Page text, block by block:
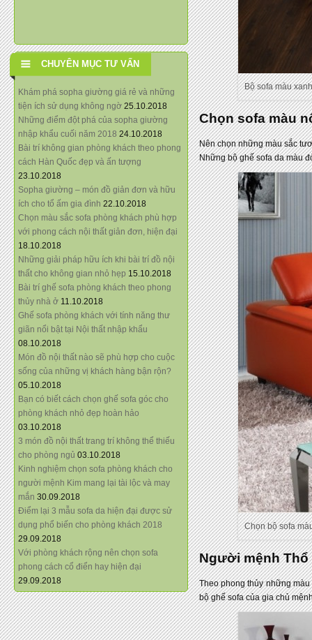
CHUYÊN MỤC TƯ VẤN
Khám phá sopha giường giá rẻ và những
tiện ích sử dụng không ngờ 25.10.2018
Những điểm đột phá của sopha giường
nhập khẩu cuối năm 2018 24.10.2018
Bài trí không gian phòng khách theo phong
cách Hàn Quốc đẹp và ấn tượng
23.10.2018
Sopha giường – món đồ giản đơn và hữu
ích cho tổ ấm gia đình 22.10.2018
Chọn màu sắc sofa phòng khách phù hợp
với phong cách nội thất giản đơn, hiện đại
18.10.2018
Những giải pháp hữu ích khi bài trí đồ nội
thất cho không gian nhỏ hẹp 15.10.2018
Bài trí ghế sofa phòng khách theo phong
thủy nhà ở 11.10.2018
Ghế sofa phòng khách với tính năng thư
giãn nổi bật tại Nội thất nhập khẩu
08.10.2018
Món đồ nội thất nào sẽ phù hợp cho cuộc
sống của những vị khách hàng bận rộn?
05.10.2018
Bạn có biết cách chọn ghế sofa góc cho
phòng khách nhỏ đẹp hoàn hảo
03.10.2018
3 món đồ nội thất trang trí không thể thiếu
cho phòng ngủ 03.10.2018
Kinh nghiệm chọn sofa phòng khách cho
người mệnh Kim mang lại tài lộc và may
mắn 30.09.2018
Điểm lại 3 mẫu sofa da hiện đại được sử
dụng phổ biến cho phòng khách 2018
29.09.2018
Với phòng khách rộng nên chọn sofa
phong cách cổ điển hay hiện đại
29.09.2018
Bộ sofa màu
Chọn sofa màu
Nên chọn những màu sắc
Những bộ ghế sofa da màu
Chọn bộ sofa
Người mệnh Thổ
Theo phong thủy những
bộ ghế sofa của gia chủ